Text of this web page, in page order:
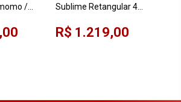
/
Sublime Retangular 4
Cinamomo / Off White /
R$ 1.219,00